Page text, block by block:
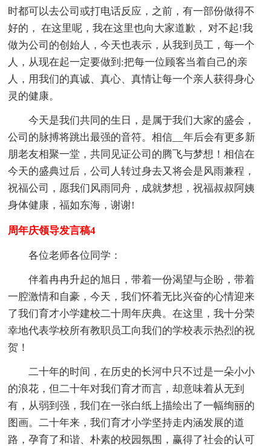
时都可以去公司或打电话反应，之前，有一部份做得不
好的， 在这里呢，我在这里也向大家道歉， 对不起!我
做为公司的创始人，今天也表示，从我到员工，每一个
人，从现在起一定要做到:把每一位顾客当着自己的亲
人，用我们的真诚、真心、真情让每一个亲人获得身心
灵的健康。
今天是我们共同的生日，是属于我们大家的盛会，
公司的脉搏将跳出最强的音符。相信__年后会有更多新
朋老友相聚一堂，共同见证公司的腾飞与梦想！相信在
今天的盛典过后，公司人转过身去又将会是风雨兼程，
祝福公司，愿我们风雨同舟，成就梦想，祝福叔叔阿姨
身体健康，福如东海，谢谢!
周年庆领导发言稿4
各位老师各位同学：
伴着冉冉升起的旭日，带着一份渴望与企盼，带着
一腔激情和自豪，今天，我们怀着无比兴奋的心情迎来
了我们育才小学建校二十周年庆典。在这里，我十分荣
幸地代表学校所有教职员工向我们的学校表示热烈的祝
贺！
二十年的时间，在历史的长河中只不过是一朵小小
的浪花，但二十年对我们育才而言，却意味着从无到
有，从弱到强，我们在一张白纸上描绘出了一幅绚丽的
图画。二十年来，我们育才小学坚持走内涵发展的道
路，孕育了和谐、朴素的校园氛围，赢得了社会的认可